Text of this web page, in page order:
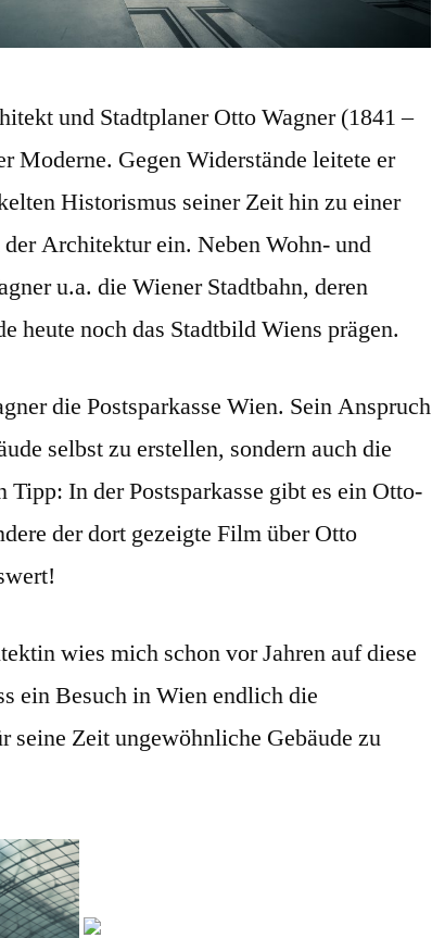
und Stadtplaner Otto Wagner (1841 –
Moderne. Gegen Widerstände leitete er
Historismus seiner Zeit hin zu einer
Architektur ein. Neben Wohn- und
u.a. die Wiener Stadtbahn, deren
heute noch das Stadtbild Wiens prägen.
die Postsparkasse Wien. Sein Anspruch
selbst zu erstellen, sondern auch die
In der Postsparkasse gibt es ein Otto-
der dort gezeigte Film über Otto
wies mich schon vor Jahren auf diese
ein Besuch in Wien endlich die
seine Zeit ungewöhnliche Gebäude zu